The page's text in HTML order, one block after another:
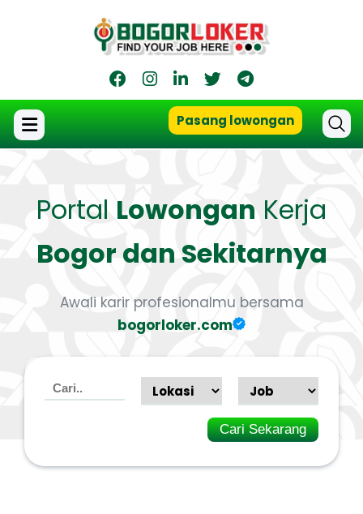
Pasang lowongan
Portal Lowongan Kerja
Bogor dan Sekitarnya
Awali karir profesionalmu bersama
bogorloker.com
Cari Sekarang